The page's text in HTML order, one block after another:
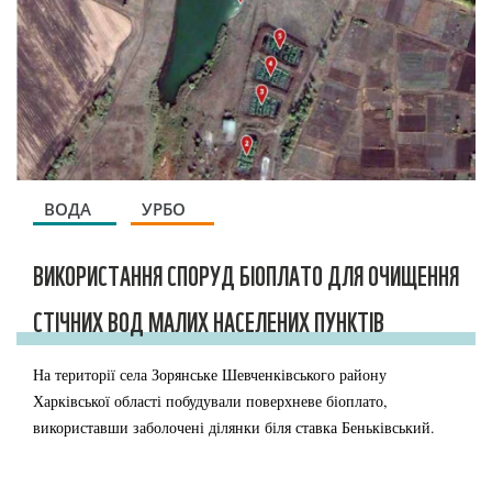
ВОДА УРБО
ВИКОРИСТАННЯ СПОРУД БІОПЛАТО ДЛЯ ОЧИЩЕННЯ
СТІЧНИХ ВОД МАЛИХ НАСЕЛЕНИХ ПУНКТІВ
На території села Зорянське Шевченківського району
Харківської області побудували поверхневе біоплато,
використавши заболочені ділянки біля ставка Беньківський.